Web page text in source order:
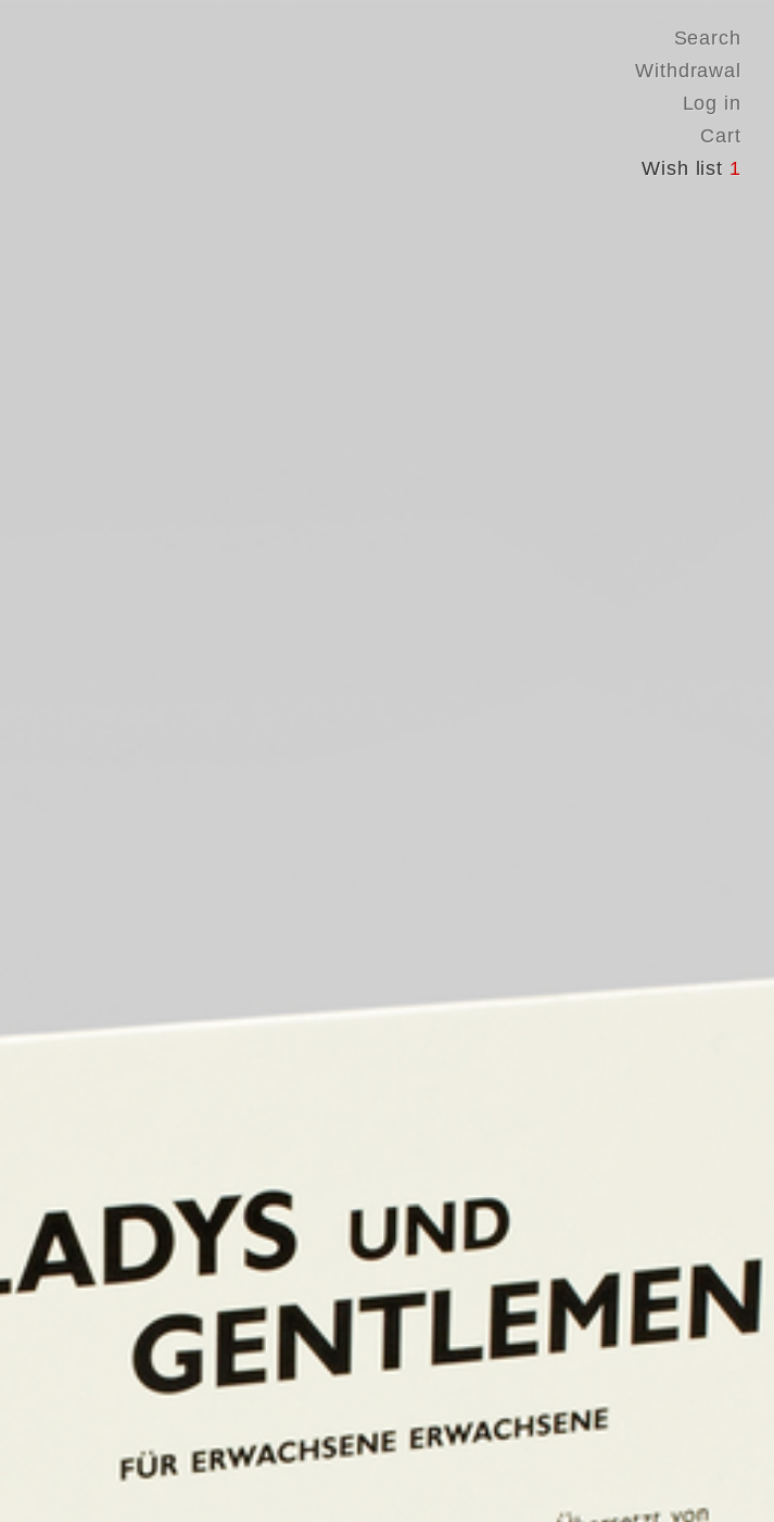
Search
Withdrawal
Log in
Cart
Wish list 1